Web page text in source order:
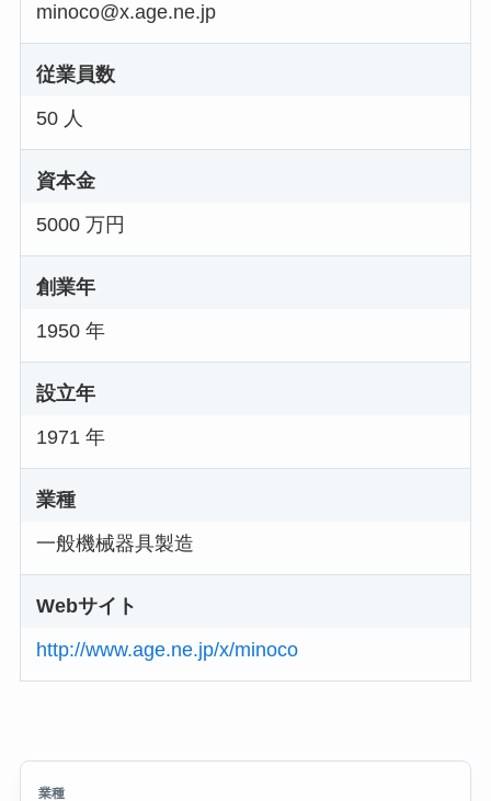
minoco@x.age.ne.jp
従業員数
50 人
資本金
5000 万円
創業年
1950 年
設立年
1971 年
業種
一般機械器具製造
Webサイト
http://www.age.ne.jp/x/minoco
業種